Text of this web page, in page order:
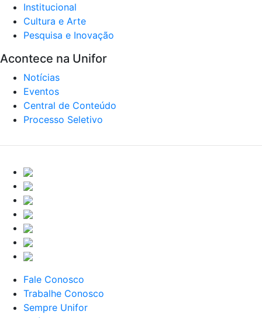
Institucional
Cultura e Arte
Pesquisa e Inovação
Acontece na Unifor
Notícias
Eventos
Central de Conteúdo
Processo Seletivo
Fale Conosco
Trabalhe Conosco
Sempre Unifor